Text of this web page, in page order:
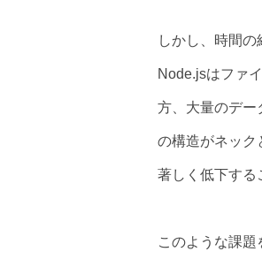
しかし、時間
Node.jsはファ
方、大量のデー
の構造がネック
著しく低下する
このような課